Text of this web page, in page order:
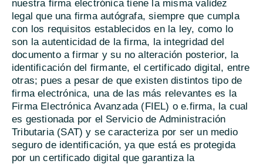
nuestra firma electrónica tiene la misma validez
legal que una firma autógrafa, siempre que cumpla
con los requisitos establecidos en la ley, como lo
son la autenticidad de la firma, la integridad del
documento a firmar y su no alteración posterior, la
identificación del firmante, el certificado digital, entre
otras; pues a pesar de que existen distintos tipo de
firma electrónica, una de las más relevantes es la
Firma Electrónica Avanzada (FIEL) o e.firma, la cual
es gestionada por el Servicio de Administración
Tributaria (SAT) y se caracteriza por ser un medio
seguro de identificación, ya que está es protegida
por un certificado digital que garantiza la